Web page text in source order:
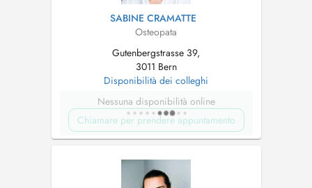
SABINE CRAMATTE
Osteopata
Gutenbergstrasse 39,
3011 Bern
Disponibilità dei colleghi
Nessuna disponibilità online
Chiamare per prendere appuntamento